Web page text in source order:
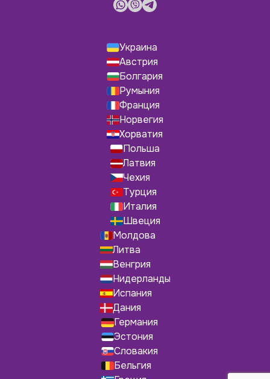
Украина
Австрия
Болгария
Румыния
Франция
Норвегия
Хорватия
Польша
Латвия
Чехия
Турция
Италия
Швеция
Молдова
Литва
Венгрия
Нидерланды
Испания
Дания
Германия
Эстония
Словакия
Бельгия